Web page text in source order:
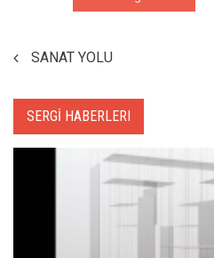
SANAT YOLU
SERGİ HABERLERI